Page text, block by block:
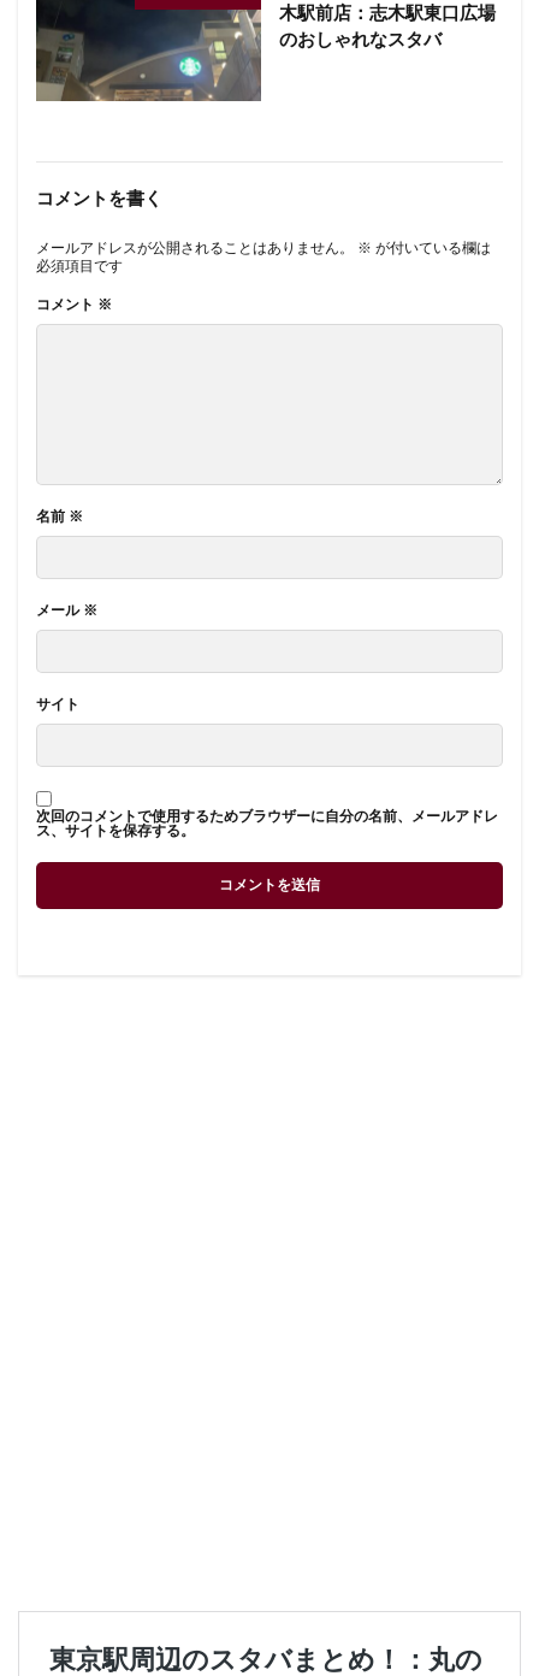
木駅前店：志木駅東口広場
のおしゃれなスタバ
コメントを書く
メールアドレスが公開されることはありません。 ※ が付いている欄は
必須項目です
コメント ※
名前 ※
メール ※
サイト
次回のコメントで使用するためブラウザーに自分の名前、メールアドレ
ス、サイトを保存する。